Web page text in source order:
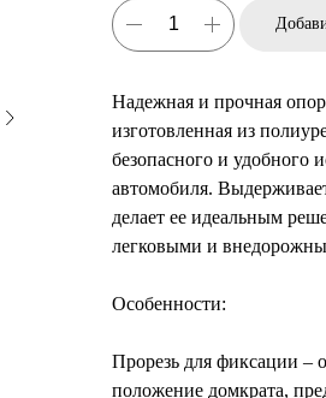
Надежная и прочная
изготовленная из
безопасного и удобного
автомобиля.
делает ее идеальным
легковыми и
Особенности:
Прорезь для фиксации –
положение домкрата,